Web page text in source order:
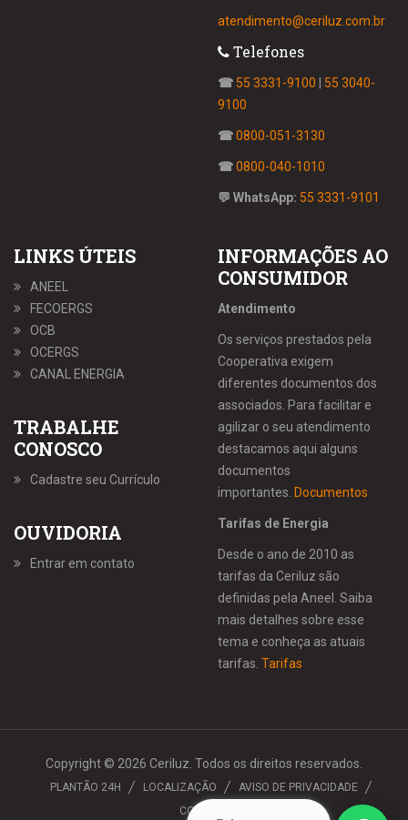
atendimento@ceriluz.com.br
Telefones
☎ 55 3331-9100
55 3040-
9100
☎0800-051-3130
☎0800-040-1010
💬 WhatsApp: 55 3331-9101
LINKS ÚTEIS
ANEEL
FECOERGS
OCB
OCERGS
CANAL ENERGIA
TRABALHE
CONOSCO
Cadastre seu Currículo
OUVIDORIA
Entrar em contato
INFORMAÇÕES AO
CONSUMIDOR
Atendimento
Os serviços prestados pela
Cooperativa exigem
diferentes documentos dos
associados. Para facilitar e
agilizar o seu atendimento
destacamos aqui alguns
documentos
importantes. Documentos
Tarifas de Energia
Desde o ano de 2010 as
tarifas da Ceriluz são
definidas pela Aneel. Saiba
mais detalhes sobre esse
tema e conheça as atuais
tarifas. Tarifas
Copyright © 2026 Ceriluz. Todos os direitos reservados.
PLANTÃO 24H LOCALIZAÇÃO
AVISO DE PRIVACIDADE
CONTATO